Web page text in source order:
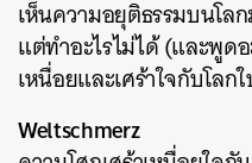
เห็นความอยุติธรรมบนโล
แต่ทำอะไรไม่ได้ (และพูด
เหนื่อยและเศร้าใจกับโลก
Weltschmerz